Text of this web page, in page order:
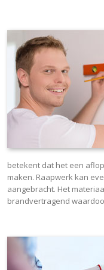
betekent dat het een
maken. Raapwerk kan
aangebracht. Het
brandvertragend